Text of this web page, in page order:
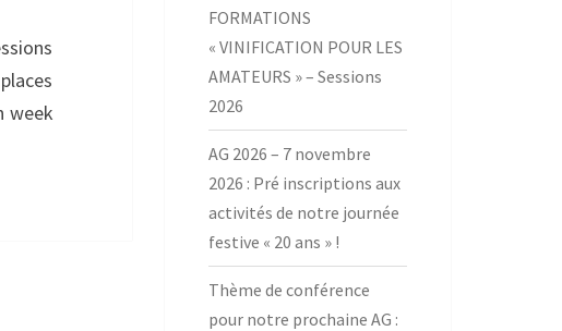
week
FORMATIONS
« VINIFICATION POUR LES
AMATEURS » – Sessions
2026
AG 2026 – 7 novembre
2026 : Pré inscriptions aux
activités de notre journée
festive « 20 ans » !
Thème de conférence
pour notre prochaine AG :